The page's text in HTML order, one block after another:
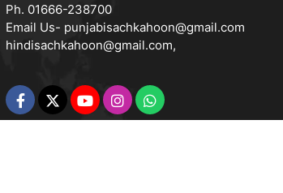
Ph. 01666-238700
Email Us- punjabisachkahoon@gmail.com
hindisachkahoon@gmail.com,